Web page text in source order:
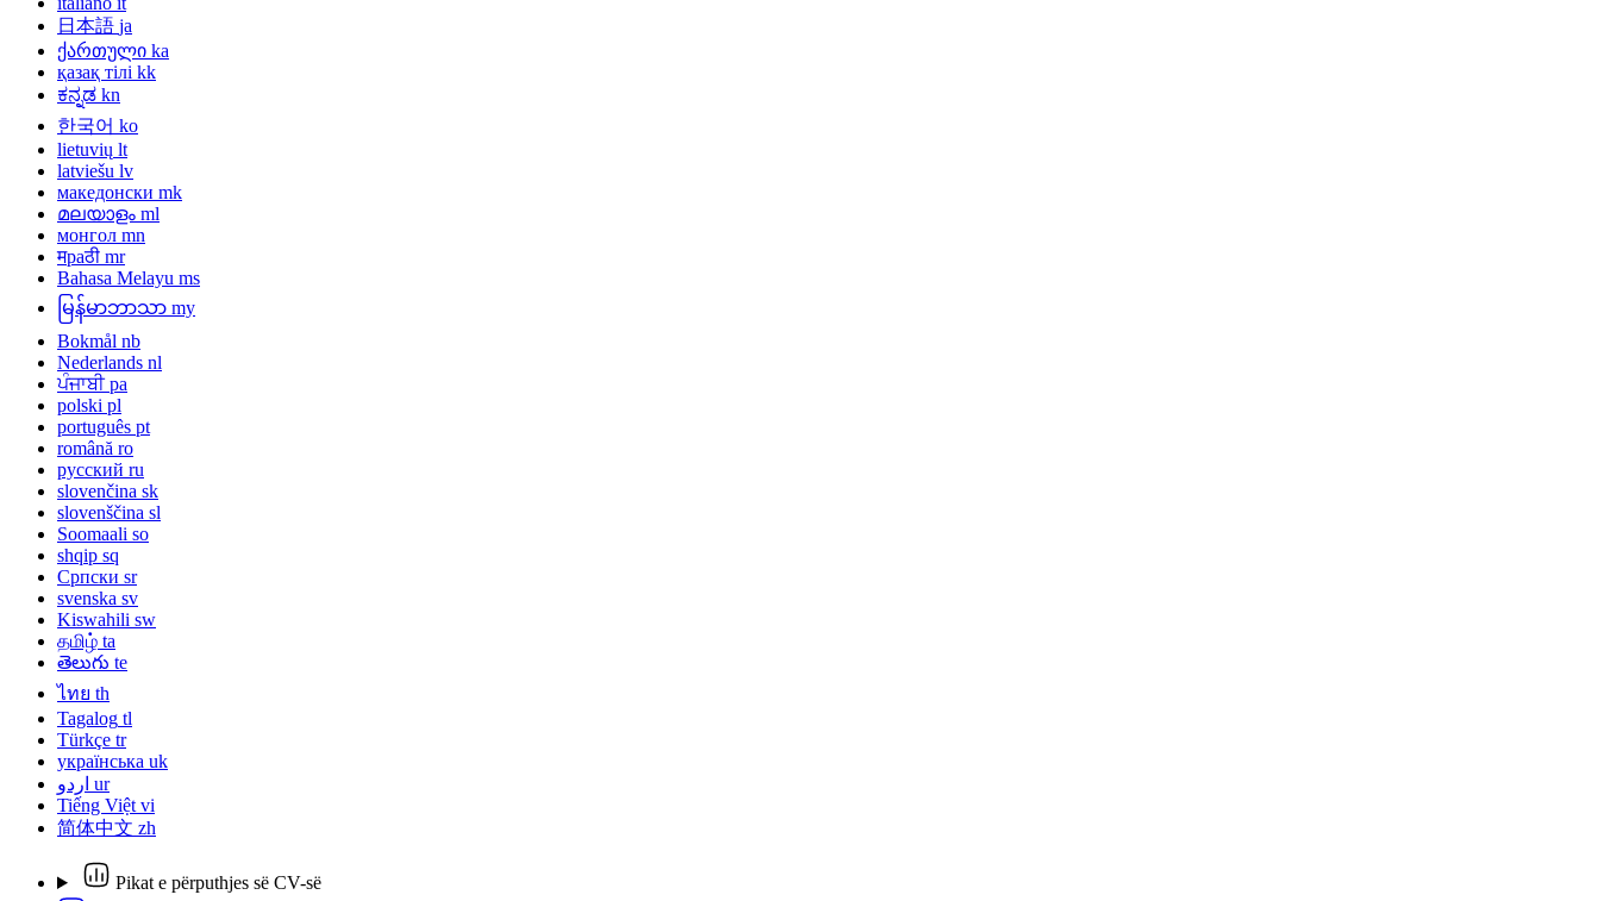
日本語 ja
ქართული ka
қазақ тілі kk
ಕನ್ನಡ kn
한국어 ko
lietuvių lt
latviešu lv
македонски mk
മലയാളം ml
монгол mn
मраठी mr
Bahasa Melayu ms
မြန်မာဘာသာ my
Bokmål nb
Nederlands nl
ਪੰਜਾਬੀ pa
polski pl
português pt
română ro
русский ru
slovenčina sk
slovenščina sl
Soomaali so
shqip sq
Српски sr
svenska sv
Kiswahili sw
தமிழ் ta
తెలుగు te
ไทย th
Tagalog tl
Türkçe tr
українська uk
اردو ur
Tiếng Việt vi
简体中文 zh
Pikat e përputhjes së CV-së